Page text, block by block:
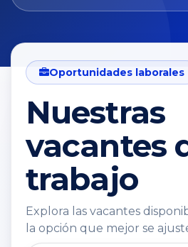
Oportunidades laborales
Nuestras
vacantes
trabajo
Explora las vacantes
la opción que mejor se